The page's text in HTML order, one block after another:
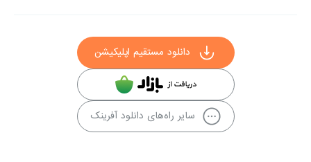
دانلود مستقیم اپلیکیشن
سایر راه‌های دانلود آفرینک